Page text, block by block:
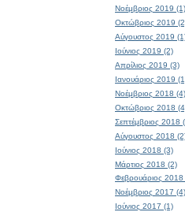
Νοέμβριος 2019 (1)
Οκτώβριος 2019
Αύγουστος 2019
Ιούνιος 2019 (2)
Απρίλιος 2019 (3)
Ιανουάριος 2019
Νοέμβριος 2018 (4)
Οκτώβριος 2018
Σεπτέμβριος 2018
Αύγουστος 2018
Ιούνιος 2018 (3)
Μάρτιος 2018 (2)
Φεβρουάριος 2018
Νοέμβριος 2017 (4)
Ιούνιος 2017 (1)